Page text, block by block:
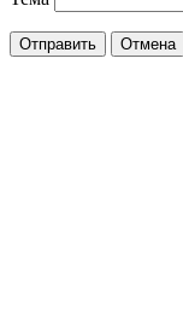
Отправить Отмена